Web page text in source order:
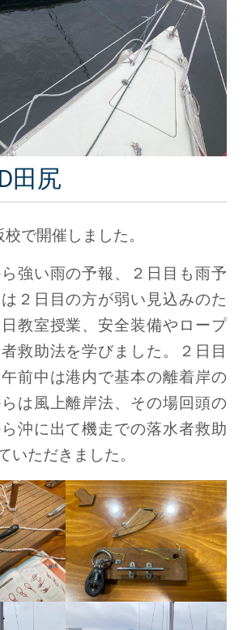
田尻
で開催しました。
強い雨の予報、２日目も雨予
２日目の方が弱い見込みのた
教室授業、安全装備やロープ
救助法を学びました。２日目
前中は港内で基本の離着岸の
は風上離岸法、その場回頭の
沖に出て機走での落水者救助
いただきました。